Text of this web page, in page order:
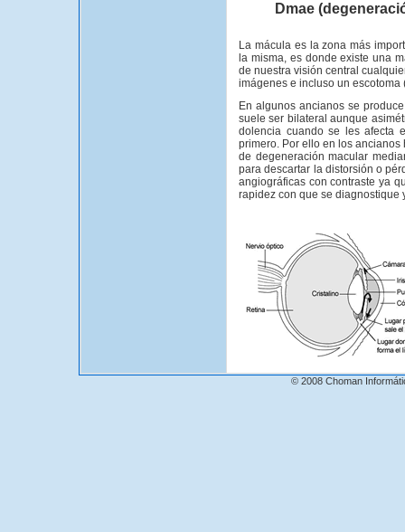
Dmae
La mácula es la zona más
la misma, es donde existe una
de nuestra visión central
imágenes e incluso un
En algunos ancianos se
suele ser bilateral aunque
dolencia cuando se les afecta
primero. Por ello en los
de degeneración macular
para descartar la distorsión o
angiográficas con contraste ya
rapidez con que se diagnostique
© 2008 Choman